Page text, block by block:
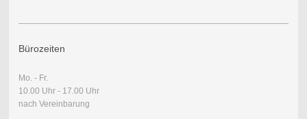
Bürozeiten
Mo. - Fr.
10.00 Uhr - 17.00 Uhr
nach Vereinbarung